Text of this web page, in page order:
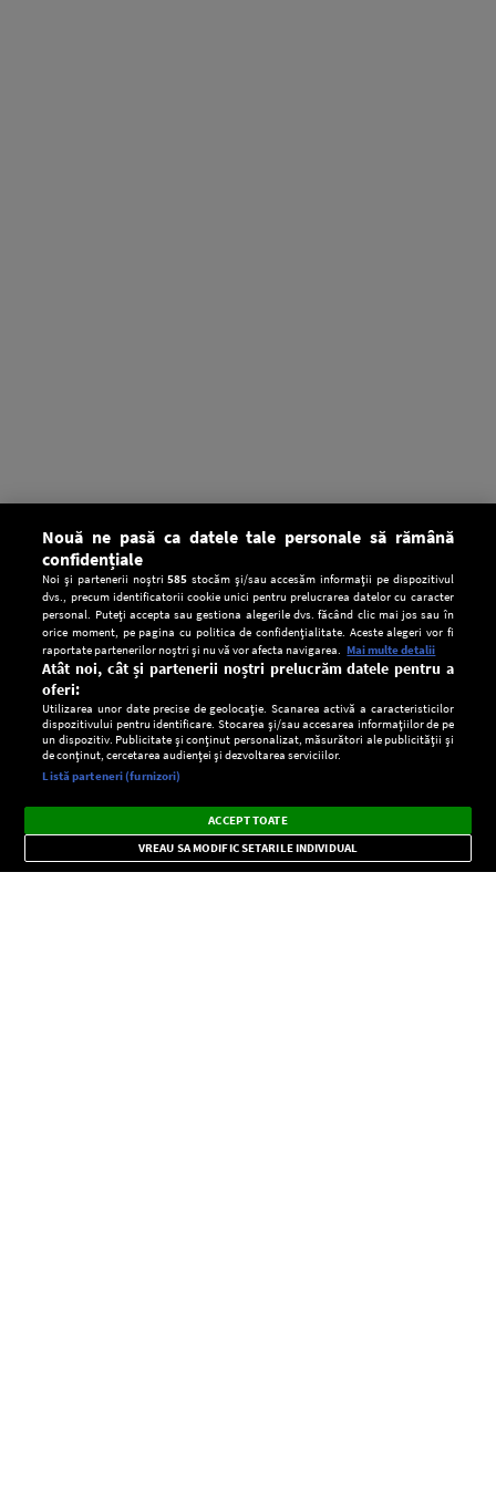
CONFIDENŢIALITATE
Setări:
Dark
Mode
Radio live, podcasturi, știri și alerte
importante.
×
Nouă ne pasă ca datele tale personale să rămână
confidențiale
Noi și partenerii noștri585 stocăm și/sau accesăm informații pe dispozitivul
dvs., precum identificatorii cookie unici pentru prelucrarea datelor cu caracter
personal. Puteți accepta sau gestiona alegerile dvs. făcând clic mai jos sau în
orice moment, pe pagina cu politica de confidențialitate. Aceste alegeri vor fi
raportate partenerilor noștri și nu vă vor afecta navigarea. Mai multe detalii
Atât noi, cât și partenerii noștri prelucrăm datele pentru a
oferi:
Utilizarea unor date precise de geolocație. Scanarea activă a caracteristicilor
dispozitivului pentru identificare. Stocarea și/sau accesarea informațiilor de pe
un dispozitiv. Publicitate și conținut personalizat, măsurători ale publicității și
de conținut, cercetarea audienței și dezvoltarea serviciilor.
Listă parteneri (furnizori)
ACCEPT TOATE
VREAU SA MODIFIC SETARILE INDIVIDUAL